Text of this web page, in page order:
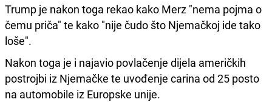
Trump je nakon toga rekao kako Merz "nema pojma o
čemu priča" te kako "nije čudo što Njemačkoj ide tako
loše".
Nakon toga je i najavio povlačenje dijela američkih
postrojbi iz Njemačke te uvođenje carina od 25 posto
na automobile iz Europske unije.